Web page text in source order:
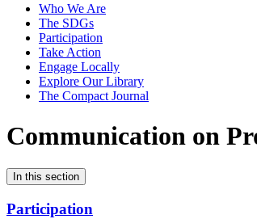
Who We Are
The SDGs
Participation
Take Action
Engage Locally
Explore Our Library
The Compact Journal
Communication on
In this section
Participation